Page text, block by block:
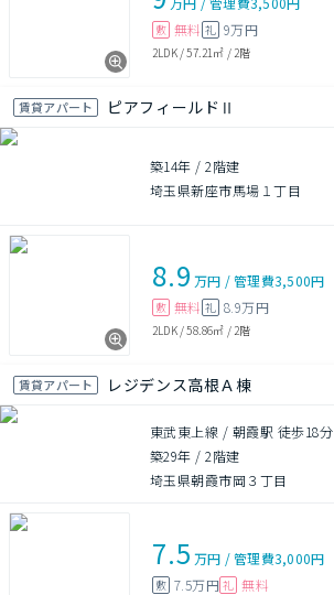
敷 無料 礼 9万円
2LDK/57.21㎡ / 2階
賃貸アパート ピアフィールドⅡ
築14年 /2階建
埼玉県新座市馬場１丁目
8.9 万円 /管理費3,500円
敷 無料 礼 8.9万円
2LDK/58.86㎡ / 2階
賃貸アパート レジデンス高根Ａ棟
東武東上線 / 朝霞駅 徒歩18分
築29年 /2階建
埼玉県朝霞市岡３丁目
7.5 万円 /管理費3,000円
敷 7.5万円 礼 無料